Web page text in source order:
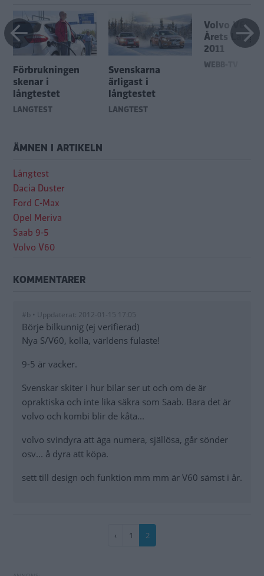
Förbrukningen
skenar i
långtestet
LÅNGTEST
Svenskarna
ärligast i
långtestet
LÅNGTEST
Volvo V60 är
Årets
2011
WEBB-TV
ÄMNEN I ARTIKELN
Långtest
Dacia Duster
Ford C-Max
Opel Meriva
Saab 9-5
Volvo V60
KOMMENTARER
#b • Uppdaterat: 2012-01-15 17:05
Börje bilkunnig (ej verifierad)
Nya S/V60, kolla, världens fulaste!
9-5 är vacker.
Svenskar skiter i hur bilar ser ut och om de är
opraktiska och inte lika säkra som Saab. Bara det är
volvo och kombi blir de kåta...
volvo svindyra att äga numera, själlösa, går sönder
osv... å dyra att köpa.
sett till design och funktion mm mm är V60 sämst i år.
Föregående
‹ Sida
1
Nuvarande
2